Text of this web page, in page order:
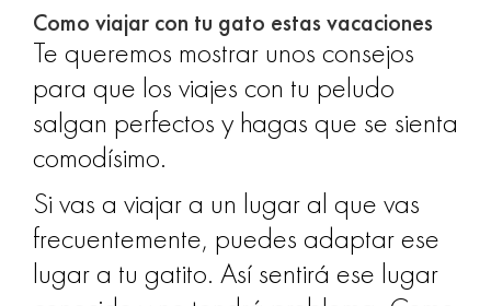
Como viajar con tu gato estas vacaciones
Te queremos mostrar unos consejos
para que los viajes con tu peludo
salgan perfectos y hagas que se sienta
comodísimo.
Si vas a viajar a un lugar al que vas
frecuentemente, puedes adaptar ese
lugar a tu gatito. Así sentirá ese lugar